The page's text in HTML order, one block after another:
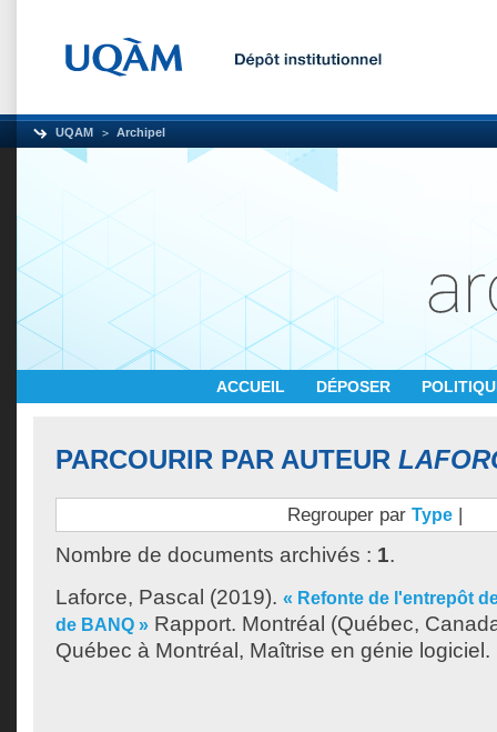
UQAM Archipel
ACCUEIL DÉPOSER
PARCOURIR PAR AUTEUR
Regrouper par Type |
Nombre de documents archivés : 1.
Laforce, Pascal (2019). « Refonte de l'entrepôt
de BANQ » Rapport. Montréal (Québec,
Québec à Montréal, Maîtrise en génie logiciel.